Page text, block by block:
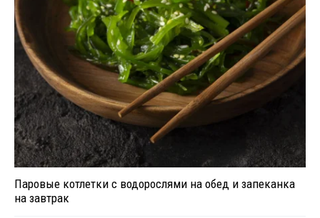
Паровые котлетки с водорослями на обед и запеканка
на завтрак